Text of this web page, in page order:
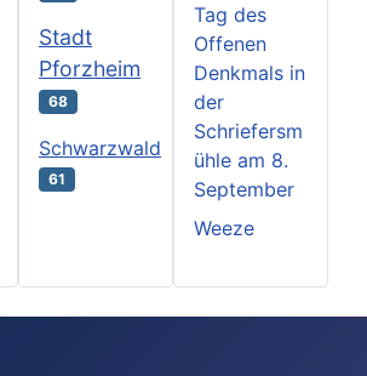
Stadt
Pforzheim
68
Schwarzwald
61
Tag des
Offenen
Denkmals in
der
Schriefersm
ühle am 8.
September
Weeze